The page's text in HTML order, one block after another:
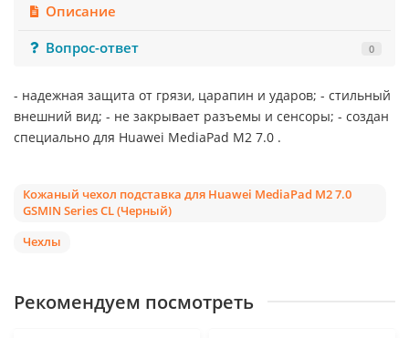
Описание
Вопрос-ответ
0
- надежная защита от грязи, царапин и ударов; - стильный
внешний вид; - не закрывает разъемы и сенсоры; - создан
специально для Huawei MediaPad M2 7.0 .
Кожаный чехол подставка для Huawei MediaPad M2 7.0
GSMIN Series CL (Черный)
Чехлы
Рекомендуем посмотреть